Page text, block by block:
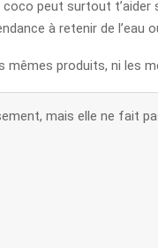
coco peut surtout
à retenir de l’eau
mêmes produits, ni les
mais elle ne fait